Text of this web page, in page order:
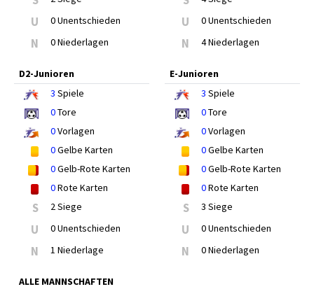
U 0 Unentschieden
N 0 Niederlagen
U 0 Unentschieden
N 4 Niederlagen
D2-Junioren
3 Spiele
0Tore
0Vorlagen
0Gelbe Karten
0Gelb-Rote Karten
0Rote Karten
S 2 Siege
U 0 Unentschieden
N 1 Niederlage
E-Junioren
3 Spiele
0Tore
0Vorlagen
0Gelbe Karten
0Gelb-Rote Karten
0Rote Karten
S 3 Siege
U 0 Unentschieden
N 0 Niederlagen
ALLE MANNSCHAFTEN